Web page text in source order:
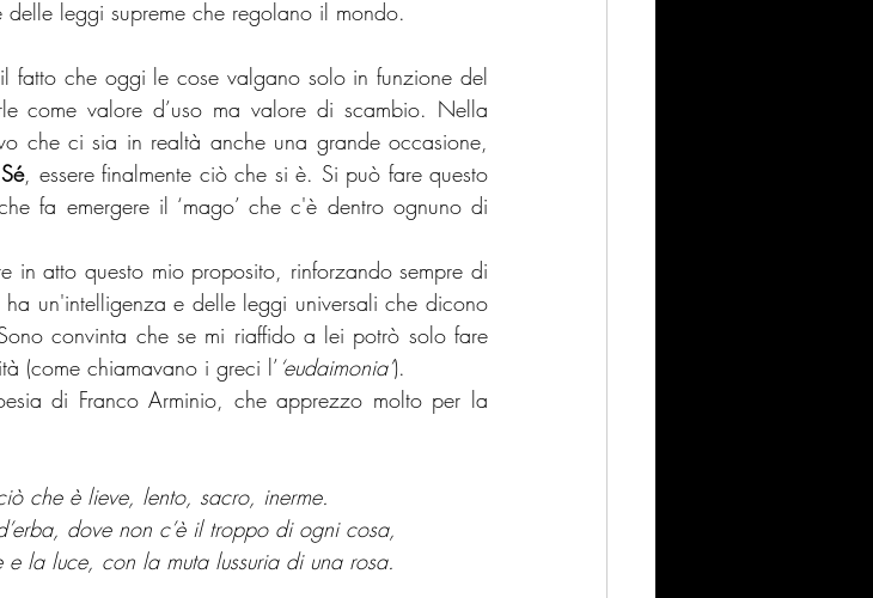
leggi supreme che regolano il mondo.
fatto che oggi le cose valgano solo in funzione del
come valore d’uso ma valore di scambio. Nella
che ci sia in realtà anche una grande occasione,
, essere finalmente ciò che si è. Si può fare questo
fa emergere il ‘mago’ che c'è dentro ognuno di
in atto questo mio proposito, rinforzando sempre di
un'intelligenza e delle leggi universali che dicono
convinta che se mi riaffido a lei potrò solo fare
(come chiamavano i greci l’ ‘eudaimonia’).
di Franco Arminio, che apprezzo molto per la
che è lieve, lento, sacro, inerme.
dove non c’è il troppo di ogni cosa,
la luce, con la muta lussuria di una rosa.